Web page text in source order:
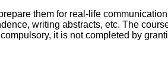
them for real-life
writing abstracts, etc. The
it is not completed by